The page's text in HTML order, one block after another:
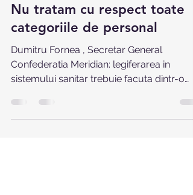
17 dec. 2020 2 min de citit
Nu tratam cu respect toate
categoriile de personal
Dumitru Fornea , Secretar General
sistemului sanitar trebuie facuta dintr-o
perspectiva sistemica